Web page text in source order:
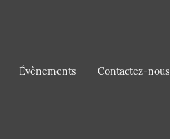
Évènements Contactez-nous